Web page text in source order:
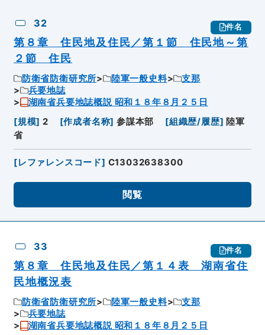
32 件名
第８章 住民地及住民／第１節 住民地～第
２節 住民
防衛省防衛研究所 陸軍一般史料
支那
兵要地誌
湖南省兵要地誌概説 昭和１８年８月２５日
[規模] 2 [作成者名称] 参謀本部 [組織歴/履歴] 陸軍
省
[レファレンスコード] C13032638300
閲覧
33 件名
第８章 住民地及住民／第１４表 湖南省住
民地概況表
防衛省防衛研究所 陸軍一般史料
支那
兵要地誌
湖南省兵要地誌概説 昭和１８年８月２５日